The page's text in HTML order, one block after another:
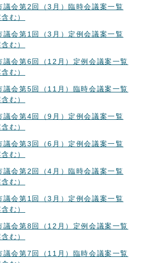
議会第2回（3月）臨時会議案一覧
む）
議会第1回（3月）定例会議案一覧
む）
議会第6回（12月）定例会議案一覧
む）
議会第5回（11月）臨時会議案一覧
む）
議会第4回（9月）定例会議案一覧
む）
議会第3回（6月）定例会議案一覧
む）
議会第2回（4月）臨時会議案一覧
む）
議会第1回（3月）定例会議案一覧
む）
議会第8回（12月）定例会議案一覧
む）
議会第7回（11月）臨時会議案一覧